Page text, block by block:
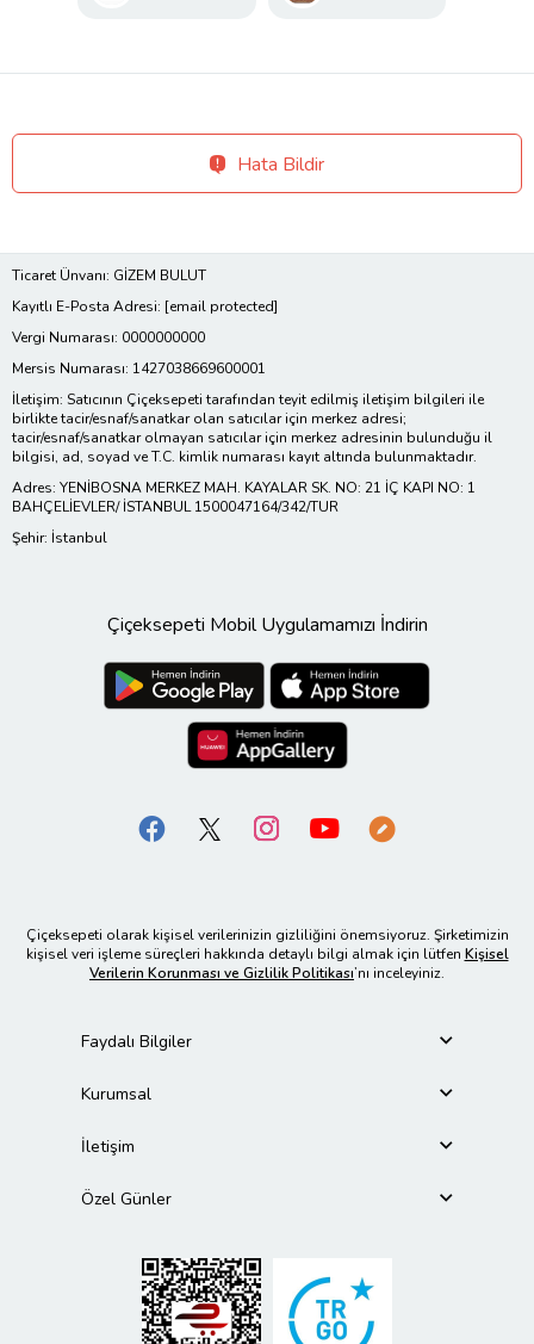
Hata Bildir
Ticaret Ünvanı: GİZEM BULUT
Kayıtlı E-Posta Adresi: [email protected]
Vergi Numarası: 0000000000
Mersis Numarası: 1427038669600001
İletişim: Satıcının Çiçeksepeti tarafından teyit edilmiş iletişim bilgileri ile
birlikte tacir/esnaf/sanatkar olan satıcılar için merkez adresi;
tacir/esnaf/sanatkar olmayan satıcılar için merkez adresinin bulunduğu il
bilgisi, ad, soyad ve T.C. kimlik numarası kayıt altında bulunmaktadır.
Adres: YENİBOSNA MERKEZ MAH. KAYALAR SK. NO: 21 İÇ KAPI NO: 1
BAHÇELİEVLER/ İSTANBUL 1500047164/342/TUR
Şehir: İstanbul
Çiçeksepeti Mobil Uygulamamızı İndirin
Çiçeksepeti olarak kişisel verilerinizin gizliliğini önemsiyoruz. Şirketimizin
kişisel veri işleme süreçleri hakkında detaylı bilgi almak için lütfen Kişisel
Verilerin Korunması ve Gizlilik Politikası’nı inceleyiniz.
Faydalı Bilgiler
Kurumsal
İletişim
Özel Günler